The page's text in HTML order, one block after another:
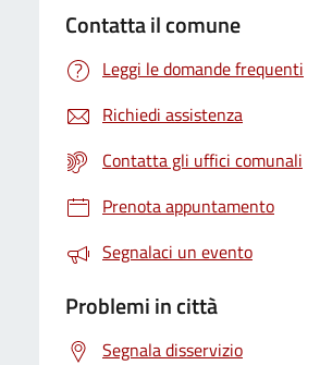
Contatta il comune
Leggi le domande frequenti
Richiedi assistenza
Contatta gli uffici comunali
Prenota appuntamento
Segnalaci un evento
Problemi in città
Segnala disservizio